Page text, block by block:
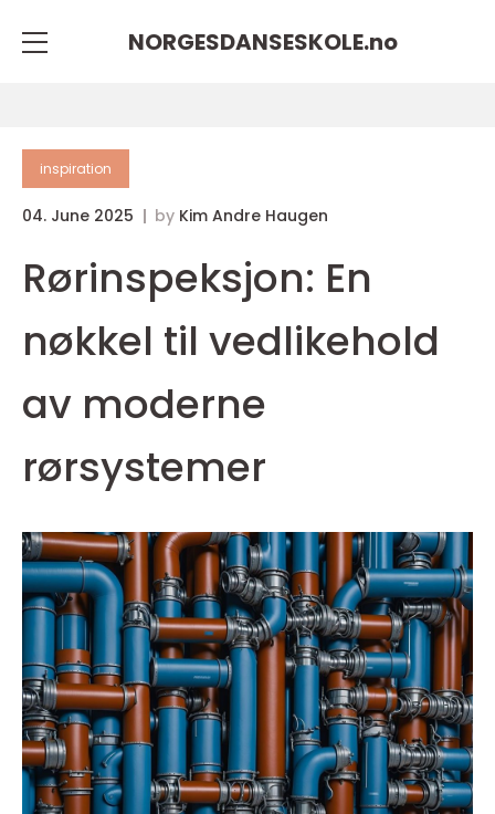
NORGESDANSESKOLE.no
inspiration
04. June 2025 by Kim Andre Haugen
Rørinspeksjon: En
nøkkel til vedlikehold
av moderne
rørsystemer